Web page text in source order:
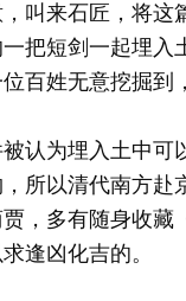
叫来石匠，将这
把短剑一起埋入
百姓无意挖掘到
为埋入土中可
所以清代南方赴
，多有随身收藏
逢凶化吉的。